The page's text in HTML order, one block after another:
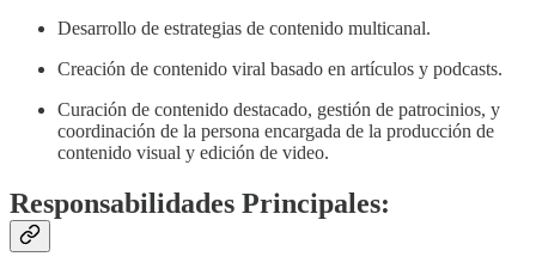
Desarrollo de estrategias de contenido multicanal.
Creación de contenido viral basado en artículos y podcasts.
Curación de contenido destacado, gestión de patrocinios, y
coordinación de la persona encargada de la producción de
contenido visual y edición de video.
Responsabilidades Principales: